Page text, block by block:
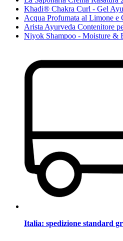
Khadi® Chakra Curl - Gel
Acqua Profumata al Limone e
Arista Ayurveda Contenitore
Niyok Shampoo - Moisture &
Italia: spedizione standard